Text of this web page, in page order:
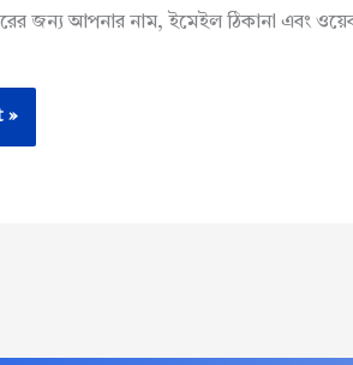
জন্য আপনার নাম, ইমেইল ঠিকানা এবং